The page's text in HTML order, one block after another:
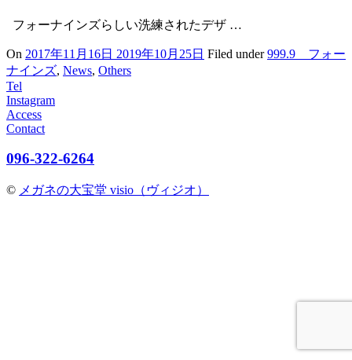
フォーナインズらしい洗練されたデザ …
On 2017年11月16日 2019年10月25日 Filed under999.9 フォー
ナインズ, News, Others
Tel
Instagram
Access
Contact
096-322-6264
© メガネの大宝堂 visio（ヴィジオ）